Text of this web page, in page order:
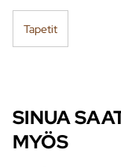
Tapetit
SINUA
MYÖS